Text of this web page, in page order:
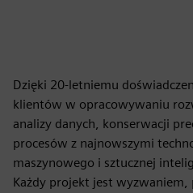
Dzięki 20-letniemu
klientów w opracowywaniu
analizy danych, konserwacji
procesów z najnowszymi
maszynowego i sztucznej
Każdy projekt jest